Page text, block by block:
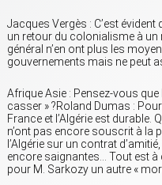
Jacques Vergès : C’est
un retour du colonialisme à un
général n’en ont plus les
gouvernements mais ne peut
Afrique Asie : Pensez-vous que
casser » ?Roland Dumas :
France et l’Algérie est
n’ont pas encore souscrit à la
l’Algérie sur un contrat
encore saignantes… Tout est à
pour M. Sarkozy un autre «